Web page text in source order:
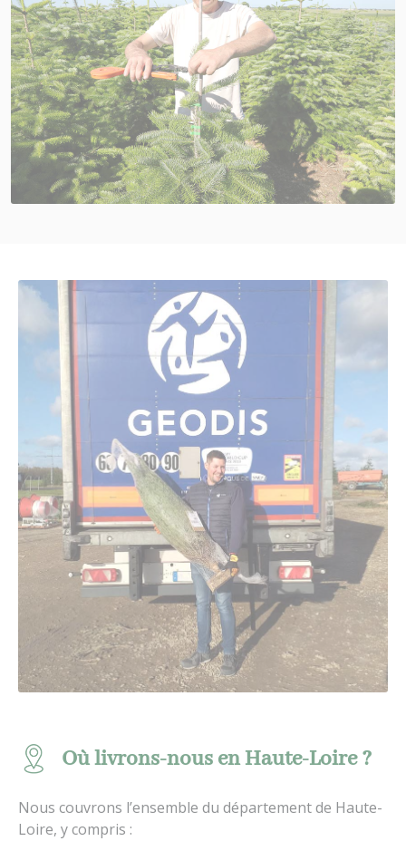
Où livrons-nous en Haute-Loire ?
Nous couvrons l’ensemble du département de Haute-
Loire, y compris :